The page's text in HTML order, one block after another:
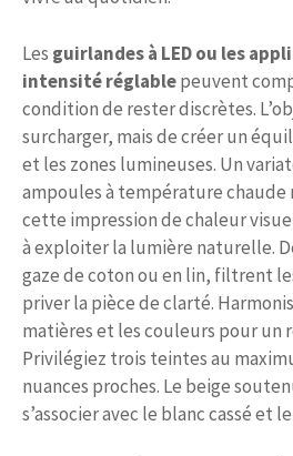
Les guirlandes à LED ou les
intensité réglablepeuvent
condition de rester discrètes.
surcharger, mais de créer un
et les zones lumineuses. Un
ampoules à température
cette impression de chaleur
à exploiter la lumière naturelle.
gaze de coton ou en lin, filtrent
priver la pièce de clarté.
matières et les couleurs pour un
Privilégiez trois teintes au
nuances proches. Le beige
s’associer avec le blanc cassé et